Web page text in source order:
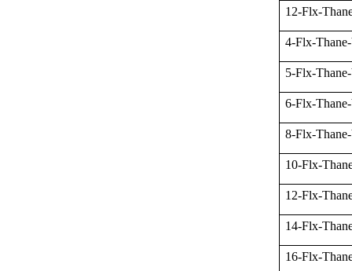
12-Flx-
4-Flx-
5-Flx-
6-Flx-
8-Flx-
10-Flx-
12-Flx-
14-Flx-
16-Flx-